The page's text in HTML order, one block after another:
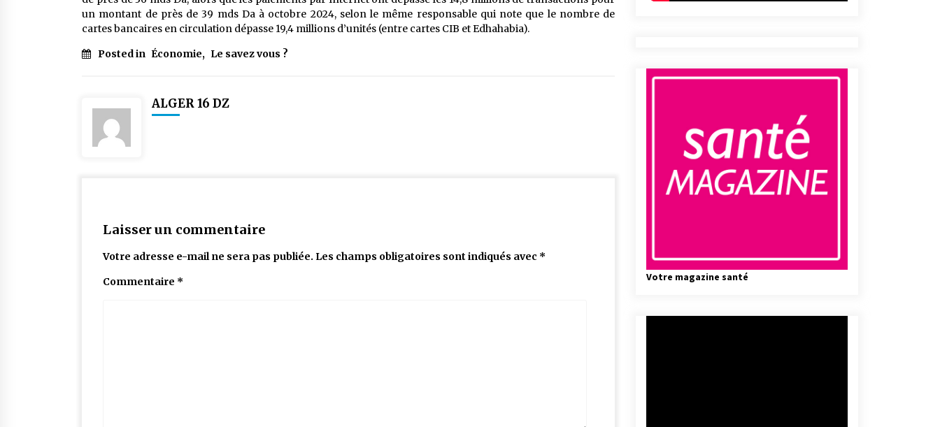
un montant de près de 39 mds Da à octobre 2024, selon le même responsable qui note que le nombre de
cartes bancaires en circulation dépasse 19,4 millions d’unités (entre cartes CIB et Edhahabia).
Posted in Économie, Le savez vous ?
ALGER 16 DZ
Laisser un commentaire
Votre adresse e-mail ne sera pas publiée. Les champs obligatoires sont indiqués avec *
Commentaire * Votre magazine santé